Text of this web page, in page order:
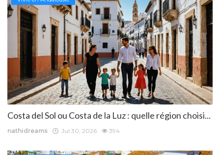
Costa del Sol ou Costa de la Luz : quelle région choisi...
nathidreams Jul 30, 2026 394